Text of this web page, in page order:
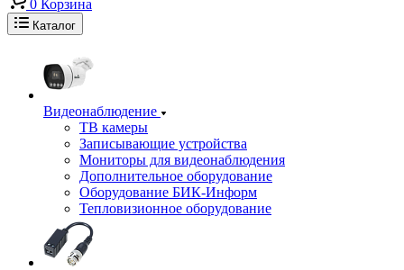
0 Корзина
Каталог
Видеонаблюдение
ТВ камеры
Записывающие устройства
Мониторы для видеонаблюдения
Дополнительное оборудование
Оборудование БИК-Информ
Тепловизионное оборудование